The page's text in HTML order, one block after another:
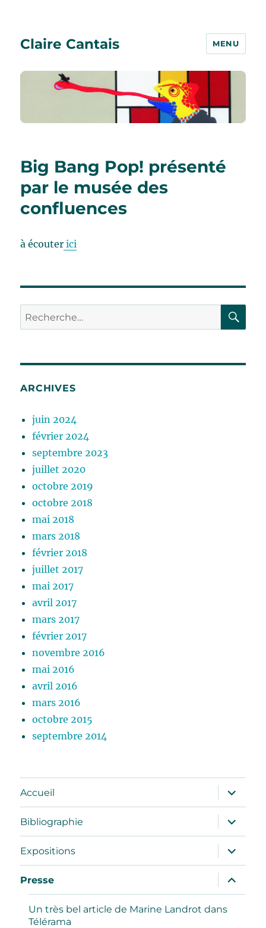
Claire Cantais MENU
Big Bang Pop! présenté
par le musée des
confluences
à écouter ici
Recherche
pour :
ARCHIVES
juin 2024
février 2024
septembre 2023
juillet 2020
octobre 2019
octobre 2018
mai 2018
mars 2018
février 2018
juillet 2017
mai 2017
avril 2017
mars 2017
février 2017
novembre 2016
mai 2016
avril 2016
mars 2016
octobre 2015
septembre 2014
Accueil
ouvrir
le
sous-
menu
Bibliographie
ouvrir
le
sous-
menu
Expositions
ouvrir
le
sous-
menu
Presse
ouvrir
le
sous-
menu
Un très bel article de Marine Landrot dans
Télérama